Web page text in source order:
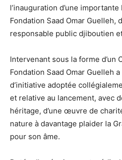
l’inauguration d’une
Fondation Saad Omar Guelleh,
responsable public djiboutien
Intervenant sous la forme d’un
Fondation Saad Omar Guelleh
d’initiative adoptée
et relative au lancement, avec
héritage, d’une œuvre de
nature à davantage plaider la
pour son âme.